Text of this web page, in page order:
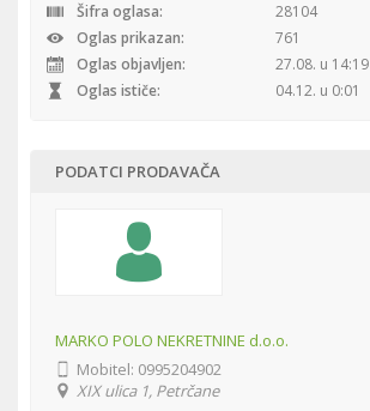
Šifra oglasa:
28104
Oglas prikazan:
761
Oglas objavljen:
27.08. u 14:19
Oglas ističe:
04.12. u 0:01
PODATCI PRODAVAČA
MARKO POLO NEKRETNINE d.o.o.
Mobitel: 0995204902
XIX ulica 1, Petrčane